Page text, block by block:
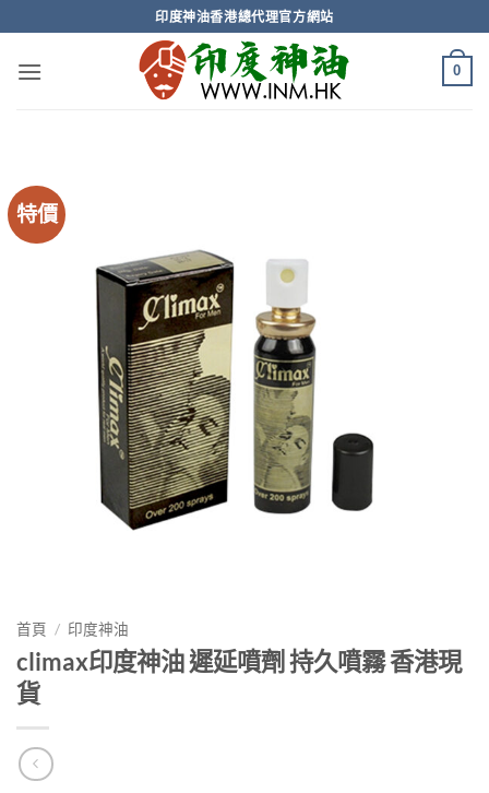
to
content
印度神油香港總代理官方網站
0
特價
首頁 / 印度神油
climax印度神油 遲延噴劑 持久噴霧 香港現
貨